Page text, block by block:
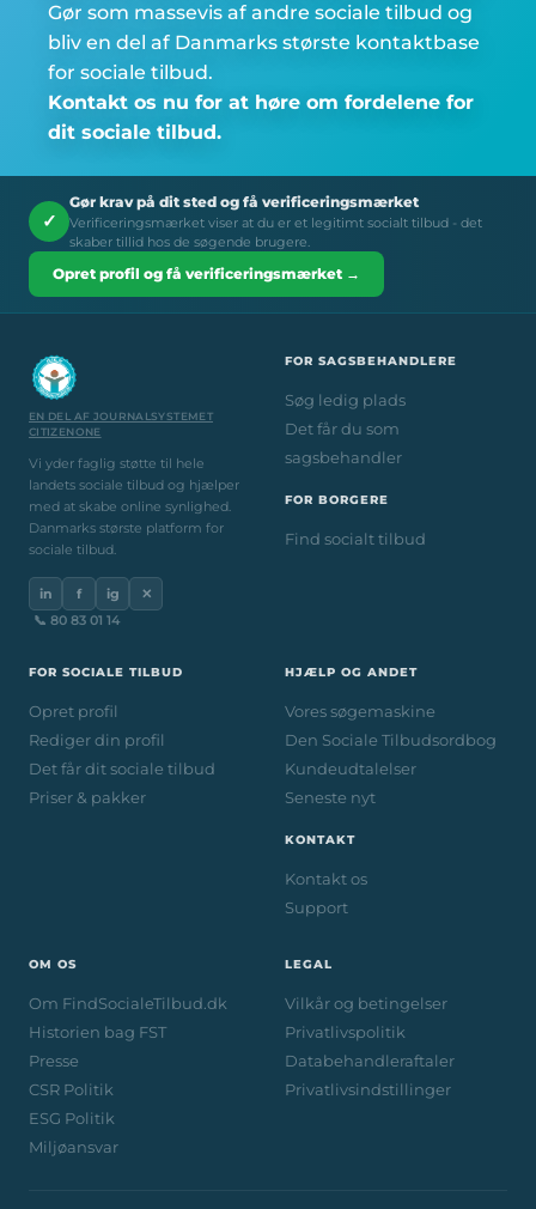
Gør som massevis af andre sociale tilbud og
bliv en del af Danmarks største kontaktbase
for sociale tilbud.
Kontakt os nu for at høre om fordelene for
dit sociale tilbud.
✓
Gør krav på dit sted og få verificeringsmærket
Verificeringsmærket viser at du er et legitimt socialt tilbud - det
skaber tillid hos de søgende brugere.
Opret profil og få verificeringsmærket →
EN DEL AF JOURNALSYSTEMET
CITIZENONE
Vi yder faglig støtte til hele
landets sociale tilbud og hjælper
med at skabe online synlighed.
Danmarks største platform for
sociale tilbud.
in f ig
✕
📞 80 83 01 14
FOR SAGSBEHANDLERE
Søg ledig plads
Det får du som
sagsbehandler
FOR BORGERE
Find socialt tilbud
FOR SOCIALE TILBUD
Opret profil
Rediger din profil
Det får dit sociale tilbud
Priser & pakker
HJÆLP OG ANDET
Vores søgemaskine
Den Sociale Tilbudsordbog
Kundeudtalelser
Seneste nyt
KONTAKT
Kontakt os
Support
OM OS
Om FindSocialeTilbud.dk
Historien bag FST
Presse
CSR Politik
ESG Politik
Miljøansvar
LEGAL
Vilkår og betingelser
Privatlivspolitik
Databehandleraftaler
Privatlivsindstillinger